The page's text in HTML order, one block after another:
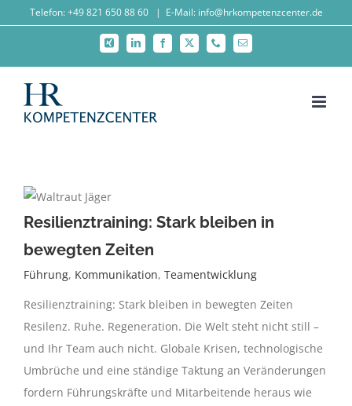
Telefon: +49 821 650 88 60 | E-Mail: info@hrkompetenzcenter.de
Xing LinkedInFacebook
X TelefonE-
Mail
Resilienztraining: Stark bleiben in
bewegten Zeiten
Führung, Kommunikation, Teamentwicklung
Resilienztraining: Stark bleiben in bewegten Zeiten
Resilenz. Ruhe. Regeneration. Die Welt steht nicht still –
und Ihr Team auch nicht. Globale Krisen, technologische
Umbrüche und eine ständige Taktung an Veränderungen
fordern Führungskräfte und Mitarbeitende heraus wie